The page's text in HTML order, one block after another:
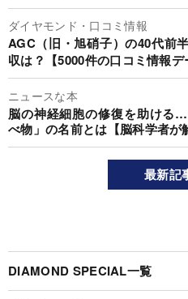
ダイヤモンド・口コミ情報
AGC（旧・旭硝子）の40代前
収は？【5000件の口コミ情報デ
ニュースな本
脳の神経細胞の修復を助ける
べ物」の名前とは【脳科学者が
最新記
DIAMOND SPECIAL一覧